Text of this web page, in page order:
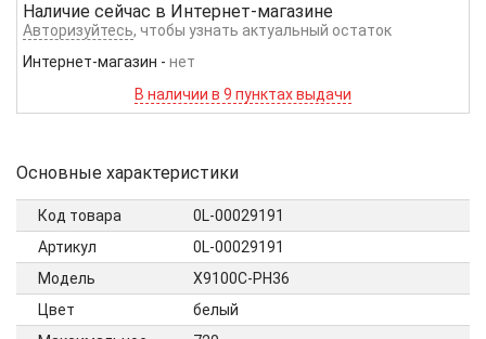
Наличие сейчас в Интернет-магазине
Авторизуйтесь, чтобы узнать актуальный остаток
Интернет-магазин - нет
В наличии в 9 пунктах выдачи
Основные характеристики
Код товара
0L-00029191
Артикул
0L-00029191
Модель
Х9100С-РН36
Цвет
белый